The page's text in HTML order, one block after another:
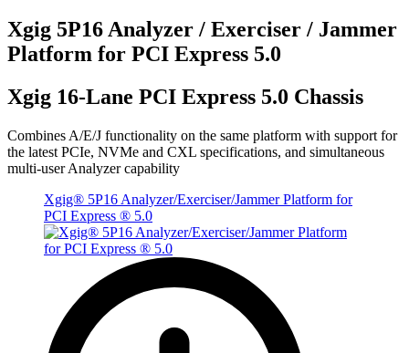
Xgig 5P16 Analyzer / Exerciser / Jammer
Platform for PCI Express 5.0
Xgig 16-Lane PCI Express 5.0 Chassis
Combines A/E/J functionality on the same platform with support for
the latest PCIe, NVMe and CXL specifications, and simultaneous
multi-user Analyzer capability
Xgig® 5P16 Analyzer/Exerciser/Jammer Platform for
PCI Express ® 5.0